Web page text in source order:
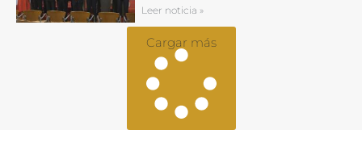
Leer noticia »
Cargar más